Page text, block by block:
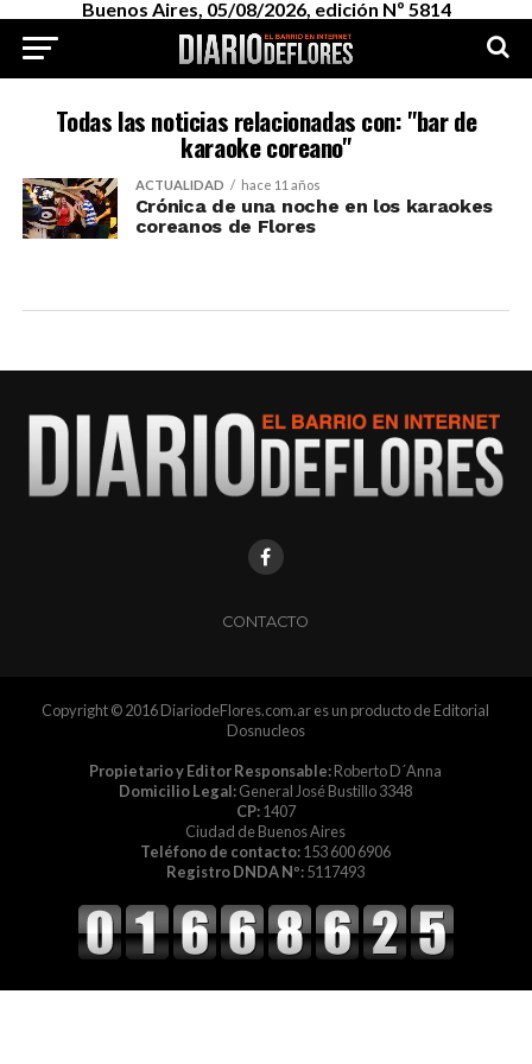
Buenos Aires, 05/08/2026, edición Nº 5814
Todas las noticias relacionadas con: "bar de
karaoke coreano"
ACTUALIDAD hace 11 años
Crónica de una noche en los karaokes
coreanos de Flores
CONTACTO
Copyright © 2016 DiariodeFlores.com.ar es un producto de Editorial
Dosnucleos
Propietario y Editor Responsable:Roberto D´Anna
Domicilio Legal:General José Bustillo 3348
CP:1407
Ciudad de Buenos Aires
Teléfono de contacto:153 600 6906
Registro DNDA Nº:5117493